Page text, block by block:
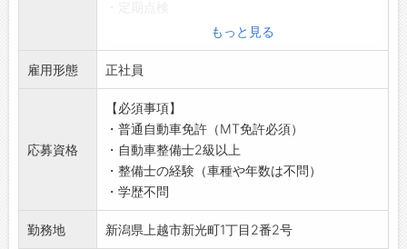
バル、スズキ、三菱自動車、ダイハツ、
クスワーゲン、ポルシェ、MINI、
キャデラック、シボレー、フォード、クライス
ラー、ジープ、ジャガー、ロータス、
ボルボ、プジョー、ルノー、シトロエン、フィ
アット、アルファロメオ
／
車のメンテナンスに興味があり、お客様の安
心・安全を支える仕事にやりがいを感じる方！
新しい職場で新しいスタートをしませんか？♪
に、達成感とやりがいを感じます！
・お客様が快適なカーライフを送ることができ
るよう様々な部品や商品を提案し、お客様が笑
・様々な車の特徴を知る面白さを感じられます
【ステップアップ】
・自分からも話しかけやすく、わからない整備
のことは気軽に先輩へ質問できる環境です◎
・困っているときなどしっかりサポートしてく
・一般整備
・整備結果の説明
・故障診断
・オイル交換
・タイヤ交換
・リコール関係作業
・ナビ取付
【おすすめポイント】
・新潟県下最大級の日産ディーラー！
・業務拡大のため増員募集です！
もっと見る
雇用形態 正社員
応募資格
【必須事項】
・普通自動車免許（MT免許必須）
・自動車整備士2級以上
・整備士の経験（車種や年数は不問）
・学歴不問
勤務地 新潟県上越市新光町1丁目2番2号